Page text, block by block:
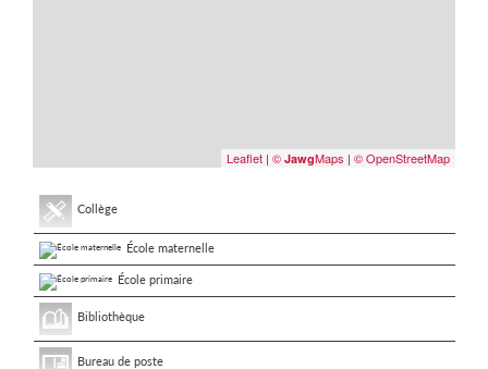
Leaflet | © JawgMaps | © OpenStreetMap
Collège
École maternelle
École primaire
Bibliothèque
Bureau de poste